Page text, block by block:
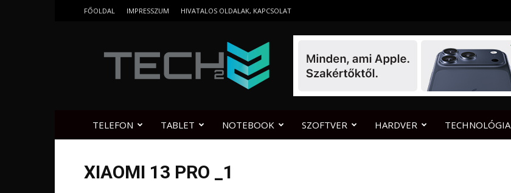
FŐOLDAL IMPRESSZUM HIVATALOS OLDALAK, KAPCSOLAT
TELEFON TABLET NOTEBOOK SZOFTVER HARDVER TECHNOLÓGIA
XIAOMI 13 PRO _1